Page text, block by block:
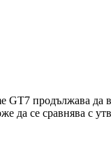
GT7 продължава
да се сравнява с